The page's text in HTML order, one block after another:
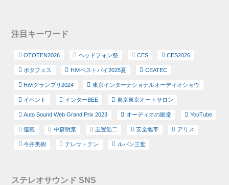
注目キーワード
OTOTEN2026 ヘッドフォン祭 CES CES2026
ポタフェス HiViベストバイ2025夏 CEATEC
HiViグランプリ2024 東京インターナショナルオーディオショウ
イベント インターBEE 東京東京オートサロン
Auto Sound Web Grand Prix 2023 オーディオの殿堂 YouTube
連載 中森明菜 玉置浩二 安全地帯 アリス
今井美樹 テレサ・テン ルパン三世
ステレオサウンド SNS